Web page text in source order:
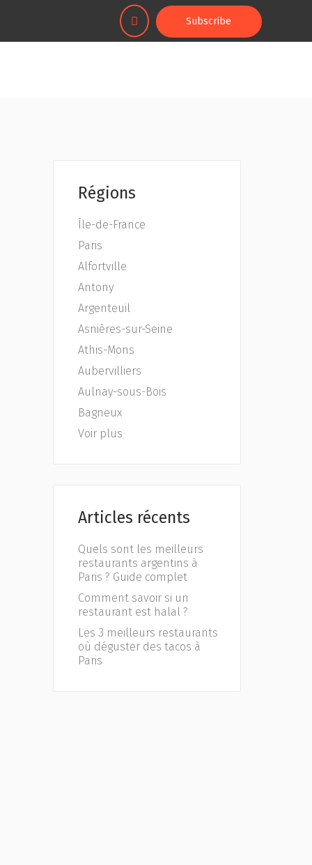
Subscribe
Régions
Île-de-France
Paris
Alfortville
Antony
Argenteuil
Asnières-sur-Seine
Athis-Mons
Aubervilliers
Aulnay-sous-Bois
Bagneux
Voir plus
Articles récents
Quels sont les meilleurs
restaurants argentins à
Paris ? Guide complet
Comment savoir si un
restaurant est halal ?
Les 3 meilleurs restaurants
où déguster des tacos à
Paris